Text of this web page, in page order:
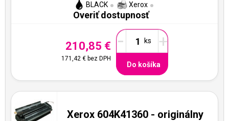
BLACK Xerox
Overiť dostupnosť
210,85 €
171,42 €bez DPH
- +
Do košíka
Xerox 604K41360 - originálny